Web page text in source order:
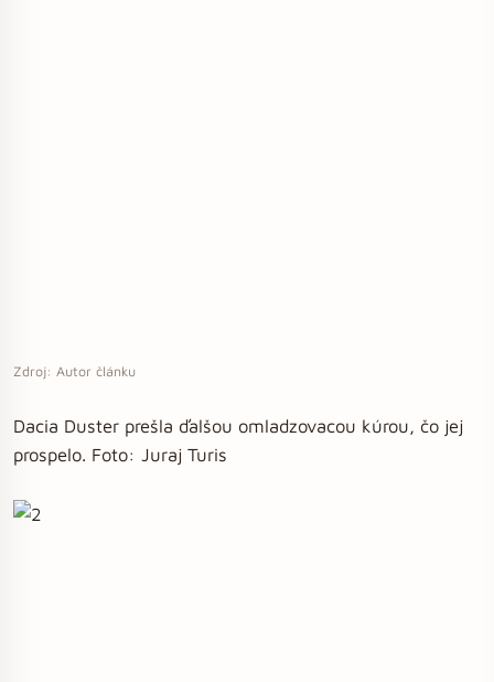
Zdroj: Autor článku
Dacia Duster prešla ďalšou omladzovacou kúrou, čo jej
prospelo. Foto: Juraj Turis